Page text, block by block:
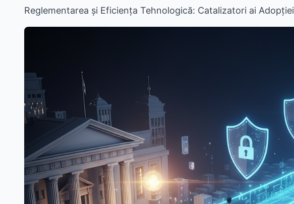
Reglementarea și Eficiența Tehnologică: Catalizatori ai Adopției